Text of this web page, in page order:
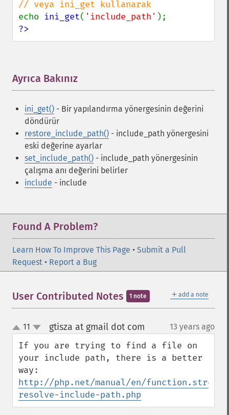
echo ini_get( 'include_path'
?>
Ayrıca Bakınız
ini_get() - Bir yapılandırma yönergesinin değerini
döndürür
restore_include_path() - include_path yönergesini
eski değerine ayarlar
set_include_path() - include_path yönergesinin
çalışma anı değerini belirler
include - include
Found A Problem?
Learn How To Improve This Page • Submit a Pull
Request • Report a Bug
＋ add a note
User Contributed Notes 1 note
up
down
11 gtisza at gmail dot com 13 years ago
If you are trying to find a file on
your include path, there is a better
http://php.net/manual/en/function.stream-
resolve-include-path.php